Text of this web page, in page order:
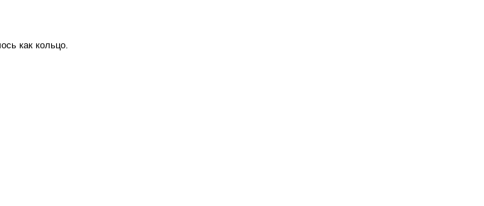
как кольцо.